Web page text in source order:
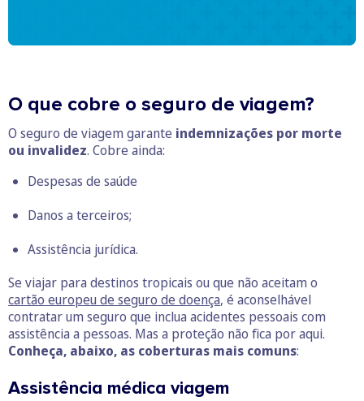
O que cobre o seguro de viagem?
O seguro de viagem garante indemnizações por morte
ou invalidez. Cobre ainda:
Despesas de saúde
Danos a terceiros;
Assistência jurídica.
Se viajar para destinos tropicais ou que não aceitam o
cartão europeu de seguro de doença, é aconselhável
contratar um seguro que inclua acidentes pessoais com
assistência a pessoas. Mas a proteção não fica por aqui.
Conheça, abaixo, as coberturas mais comuns:
Assistência médica viagem